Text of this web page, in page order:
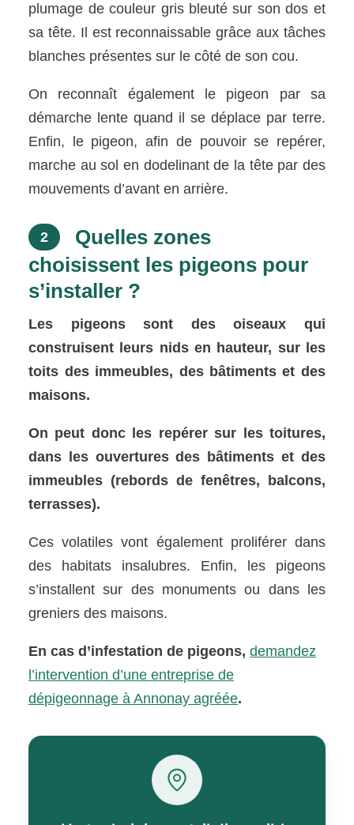
plumage de couleur gris bleuté sur son dos et
sa tête. Il est reconnaissable grâce aux tâches
blanches présentes sur le côté de son cou.
On reconnaît également le pigeon par sa
démarche lente quand il se déplace par terre.
Enfin, le pigeon, afin de pouvoir se repérer,
marche au sol en dodelinant de la tête par des
mouvements d’avant en arrière.
2
Quelles zones
choisissent les pigeons pour
s’installer ?
Les pigeons sont des oiseaux qui
construisent leurs nids en hauteur, sur les
toits des immeubles, des bâtiments et des
maisons.
On peut donc les repérer sur les toitures,
dans les ouvertures des bâtiments et des
immeubles (rebords de fenêtres, balcons,
terrasses).
Ces volatiles vont également proliférer dans
des habitats insalubres. Enfin, les pigeons
s’installent sur des monuments ou dans les
greniers des maisons.
En cas d’infestation de pigeons,demandez
l’intervention d’une entreprise de
dépigeonnage à Annonay agréée.